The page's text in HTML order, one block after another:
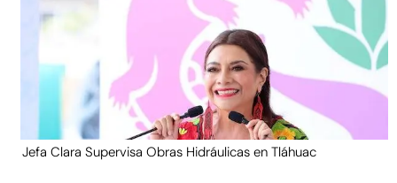
Jefa Clara Supervisa Obras Hidráulicas en Tláhuac